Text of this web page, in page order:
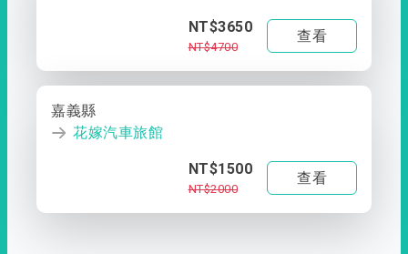
NT$3650
NT$4700
查看
嘉義縣
花嫁汽車旅館
NT$1500
NT$2000
查看